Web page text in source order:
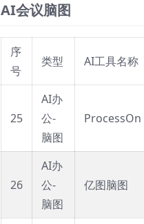
AI会议脑图
序
号
类型 AI工具名称
25
AI办
公-
脑图
ProcessOn
26
AI办
公-
脑图
亿图脑图